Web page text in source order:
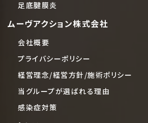
足底腱膜炎
ムーヴアクション株式会社
会社概要
プライバシーポリシー
経営理念/経営方針/施術ポリシー
当グループが選ばれる理由
感染症対策